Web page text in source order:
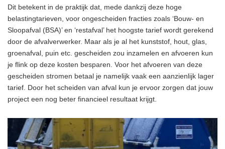
Dit betekent in de praktijk dat, mede dankzij deze hoge
belastingtarieven, voor ongescheiden fracties zoals ‘Bouw- en
Sloopafval (BSA)’ en ‘restafval’ het hoogste tarief wordt gerekend
door de afvalverwerker. Maar als je al het kunststof, hout, glas,
groenafval, puin etc. gescheiden zou inzamelen en afvoeren kun
je flink op deze kosten besparen. Voor het afvoeren van deze
gescheiden stromen betaal je namelijk vaak een aanzienlijk lager
tarief. Door het scheiden van afval kun je ervoor zorgen dat jouw
project een nog beter financieel resultaat krijgt.